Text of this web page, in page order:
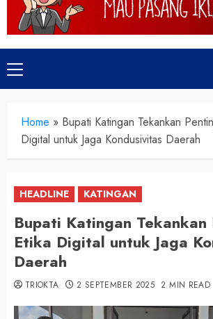
Primary
Menu
Home » Bupati Katingan Tekankan
Digital untuk Jaga Kondusivitas Daerah
HEADLINE KATINGAN
Bupati Katingan Tekankan
Etika Digital untuk Jaga
Daerah
TRIOKTA 2 SEPTEMBER 2025 2 MIN READ